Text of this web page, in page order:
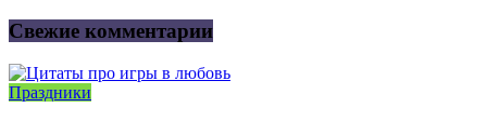
Свежие комментарии
Праздники